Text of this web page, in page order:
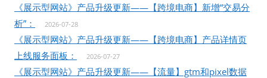
《展示型网站》产品升级更新——【跨境电商】新增“交易分
析”：
2026-07-28
《展示型网站》产品升级更新——【跨境电商】产品详情页
上线服务面板：
2026-07-27
《展示型网站》产品升级更新——【流量】gtm和pixel数据